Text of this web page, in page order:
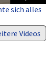
sich alles
Videos